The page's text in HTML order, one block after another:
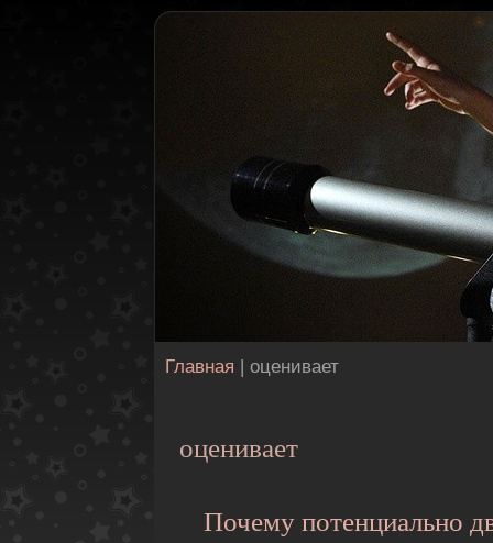
Главная | оценивает
оценивает
Почему потенциально